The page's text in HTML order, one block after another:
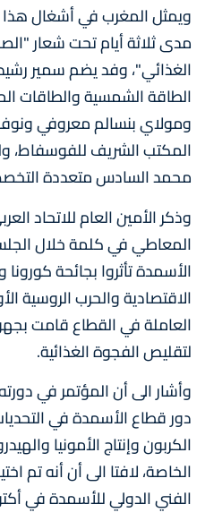
ويمثل المغرب في أشغال هذا
مدى ثلاثة أيام تحت شعار
الغذائي"، وفد يضم سمير
الطاقة الشمسية والطاقات
ومولاي بنسالم معروفي
المكتب الشريف للفوسفاط،
محمد السادس متعددة
وذكر الأمين العام للاتحاد
المعاطي في كلمة خلال
الأسمدة تأثروا بجائحة
الاقتصادية والحرب الروسية
العاملة في القطاع قامت
لتقليص الفجوة الغذائية.
وأشار الى أن المؤتمر في
دور قطاع الأسمدة في
الكربون وإنتاج الأمونيا
الخاصة، لافتا الى أن أنه تم
الفني الدولي للأسمدة في